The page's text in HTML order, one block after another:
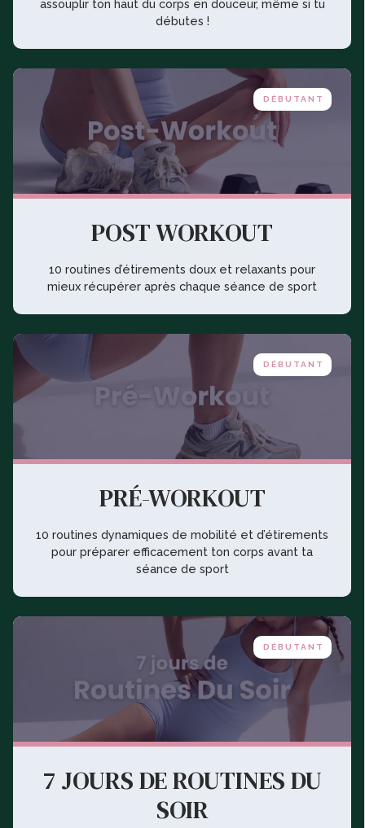
assouplir ton haut du corps en douceur, même si tu
débutes !
DÉBUTANT
POST WORKOUT
10 routines d’étirements doux et relaxants pour
mieux récupérer après chaque séance de sport
DÉBUTANT
PRÉ-WORKOUT
10 routines dynamiques de mobilité et d’étirements
pour préparer efficacement ton corps avant ta
séance de sport
DÉBUTANT
7 JOURS DE ROUTINES DU
SOIR